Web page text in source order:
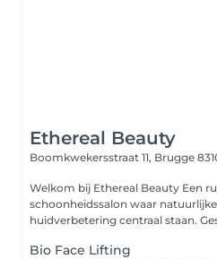
Ethereal Beauty
Boomkwekersstraat 11, Brugge
Welkom bij Ethereal Beauty Een rustgevende
schoonheidssalon waar
Bio Face Lifting